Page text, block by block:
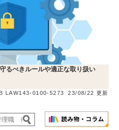
るべきルールや適正な取り扱い
LAW143-0100-5273 23/08/22 更新